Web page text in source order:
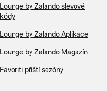
Lounge by Zalando slevové
kódy
Lounge by Zalando Aplikace
Lounge by Zalando Magazín
Favoriti příští sezóny